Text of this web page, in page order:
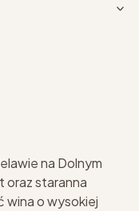
na Dolnym
oraz staranna
wina o wysokiej